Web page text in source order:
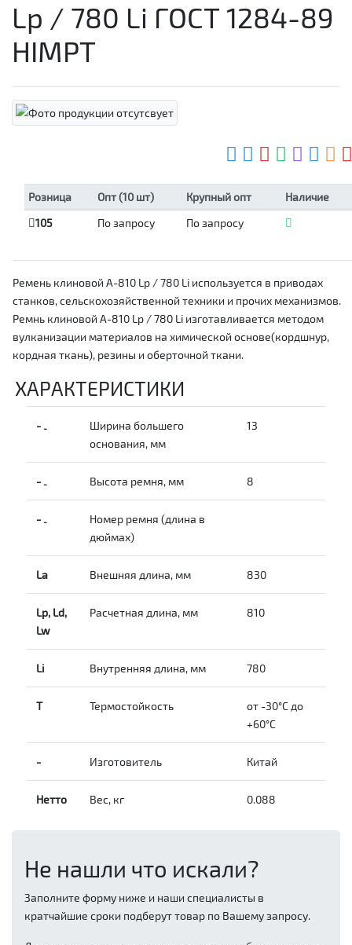
Lp / 780 Li ГОСТ 1284-89
HIMPT
Розница Опт (10 шт) Крупный опт
Наличие
105
По запросу По запросу
Ремень клиновой А-810 Lp / 780 Li используется в приводах
станков, сельскохозяйственной техники и прочих механизмов.
Ремнь клиновой А-810 Lp / 780 Li изготавливается методом
вулканизации материалов на химической основе(кордшнур,
кордная ткань), резины и оберточной ткани.
ХАРАКТЕРИСТИКИ
- -
Ширина большего
основания, мм
13
- - Высота ремня, мм 8
- -
Номер ремня (длина в
дюймах)
La Внешняя длина, мм 830
Lp, Ld,
Lw
Расчетная длина, мм 810
Li Внутренняя длина, мм 780
Т Термостойкость
от -30°C до
+60°C
- Изготовитель Китай
Нетто Вес, кг 0.088
Не нашли что искали?
Заполните форму ниже и наши специалисты в
кратчайшие сроки подберут товар по Вашему запросу.